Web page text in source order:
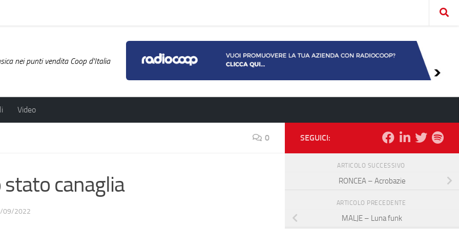
nei punti vendita Coop d'Italia
Video
0
stato canaglia
09/2022
SEGUICI:
ARTICOLO SUCCESSIVO
RONCEA – Acrobazie
ARTICOLO PRECEDENTE
MALJE – Luna funk